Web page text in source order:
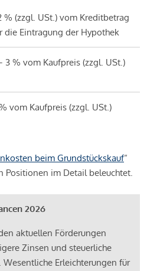
% (zzgl. USt.) vom Kreditbetrag
die Eintragung der Hypothek
3 % vom Kaufpreis (zzgl. USt.)
vom Kaufpreis (zzgl. USt.)
beim Grundstückskauf“
Positionen im Detail beleuchtet.
2026
aktuellen Förderungen
Zinsen und steuerliche
Erleichterungen für